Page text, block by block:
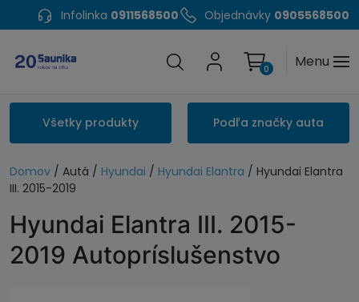
Infolinka 0911568500 Objednávky 0905568500
Menu
0
Všetky produkty Podľa značky auta
Domov / Autá / Hyundai / Hyundai Elantra / Hyundai Elantra
III. 2015-2019
Hyundai Elantra III. 2015-
2019 Autopríslušenstvo